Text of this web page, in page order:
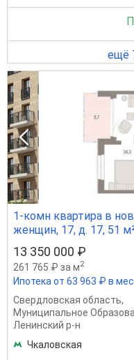
ещё
1-комн квартира в
женщин, 17, д. 17, 51
13 350 000 ₽
261 765 ₽ за м2
Ипотека от 63 963 ₽ в
Свердловская область,
Муниципальное
Ленинский р-н
Чкаловская